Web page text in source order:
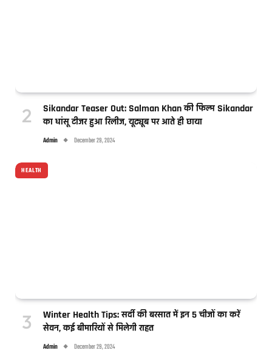
Sikandar Teaser Out: Salman Khan की फिल्म Sikandar
का धांसू टीजर हुआ रिलीज, यूट्यूब पर आते ही छाया
Admin December 29, 2024
HEALTH
Winter Health Tips: सर्दी की बरसात में इन 5 चीजों का करें
सेवन, कई बीमारियों से मिलेगी राहत
Admin December 29, 2024